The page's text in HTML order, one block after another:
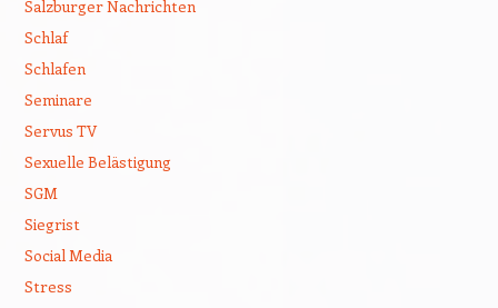
Salzburger Nachrichten
Schlaf
Schlafen
Seminare
Servus TV
Sexuelle Belästigung
SGM
Siegrist
Social Media
Stress